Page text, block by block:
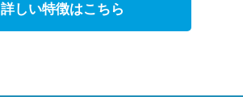
詳しい特徴はこちら